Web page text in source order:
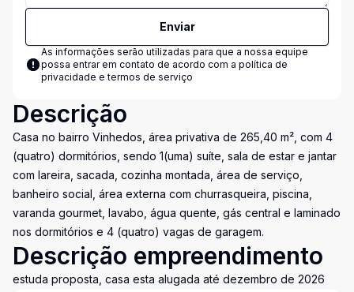
Enviar
As informações serão utilizadas para que a nossa equipe
possa entrar em contato de acordo com a política de
privacidade e termos de serviço
Descrição
Casa no bairro Vinhedos, área privativa de 265,40 m², com 4
(quatro) dormitórios, sendo 1(uma) suíte, sala de estar e jantar
com lareira, sacada, cozinha montada, área de serviço,
banheiro social, área externa com churrasqueira, piscina,
varanda gourmet, lavabo, água quente, gás central e laminado
nos dormitórios e 4 (quatro) vagas de garagem.
Descrição empreendimento
estuda proposta, casa esta alugada até dezembro de 2026